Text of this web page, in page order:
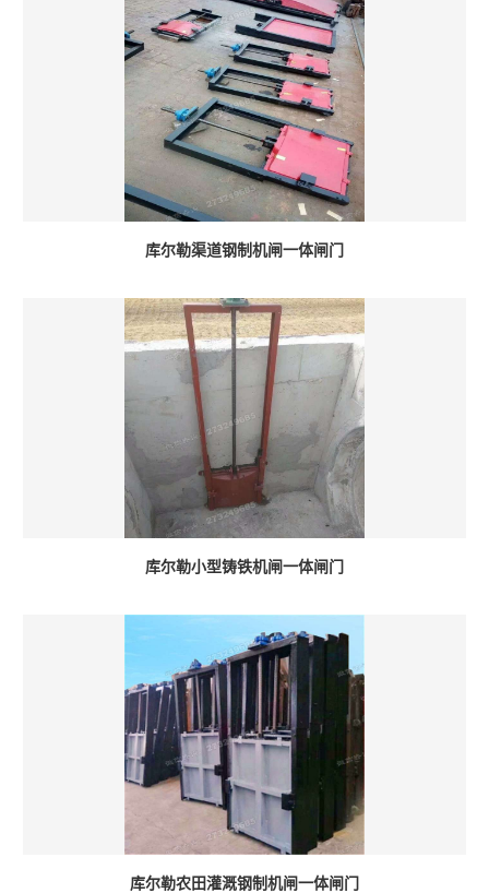
库尔勒渠道钢制机闸一体闸门
库尔勒小型铸铁机闸一体闸门
库尔勒农田灌溉钢制机闸一体闸门